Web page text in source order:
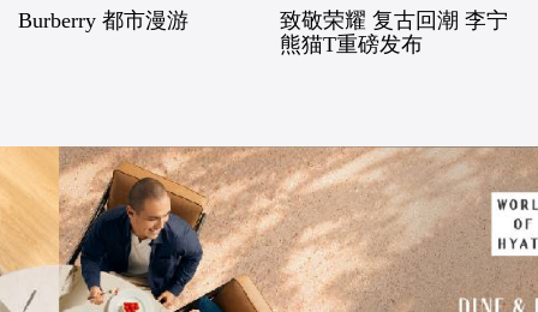
Burberry 都市漫游
致敬荣耀 复古回潮 李宁
熊猫T重磅发布